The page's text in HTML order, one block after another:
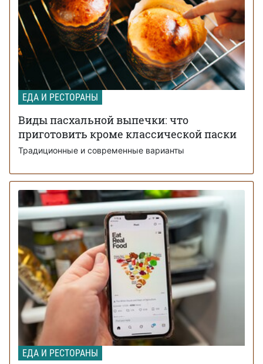
ЕДА И РЕСТОРАНЫ
Виды пасхальной выпечки: что
приготовить кроме классической паски
Традиционные и современные варианты
ЕДА И РЕСТОРАНЫ